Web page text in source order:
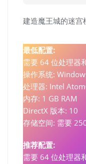
建造魔王城的迷宫
最低配置:
需要 64 位处理器
操作系统:
处理器: Intel
内存: 1 GB RAM
DirectX 版本: 10
存储空间: 需要
推荐配置:
需要 64 位处理器